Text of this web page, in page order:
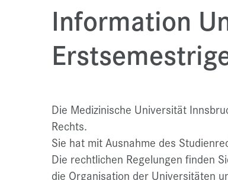
Information
Die Medizinische Universität
Rechts.
Sie hat mit Ausnahme des
Die rechtlichen Regelungen finden
die Organisation der Universitäten